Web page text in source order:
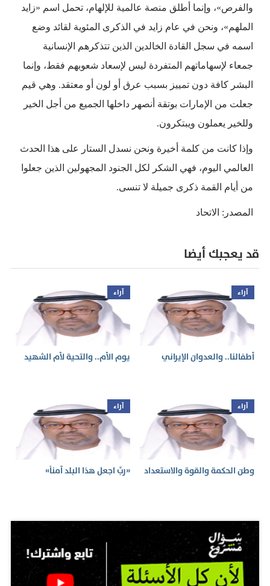
والفرص»، وإنما أطلق منصة عالمية للإلهام، تحمل اسم «زايد
الملهم»، ونحن في عام زايد في الذكرى المئوية لقائد وضع
اسمه في سجل القادة الخالدين الذين تتذكرهم الإنسانية
جمعاء لإسهاماتهم المتفردة ليس لإسعاد شعوبهم فقط، وإنما
البشر كافة دون تمييز بسبب عرق أو لون أو معتقد. وهي قيم
جعلت من الإمارات بوتقة أنصهر داخلها الجميع من أجل الخير
وللخير يعملون ويبتكرون.
وإذا كانت من كلمة أخيرة ونحن نسدل الستار على هذا الحدث
العالمي اليوم، فهي الشكر لكل الجنود المجهولين الذين جعلوا
من أيام القمة ذكرى جميلة لا تنسى.
المصدر: الاتحاد
قد يعجبك أيضا
آراء
أطفالنا.. والعدوان الإيراني
آراء
يوم الأم.. والتحية لأم الشهيد
آراء
وطن الحكمة والقوة والاستعداد
آراء
«ربِّ اجعل هذا البلد آمناً»